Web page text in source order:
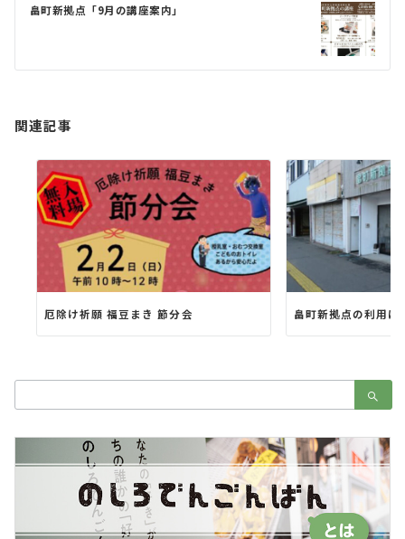
畠町新拠点「9月の講座案内」
関連記事
厄除け祈願 福豆まき 節分会 畠町新拠点の利用に
索：